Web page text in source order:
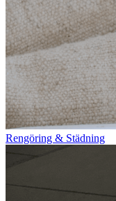
Rengöring & Städning